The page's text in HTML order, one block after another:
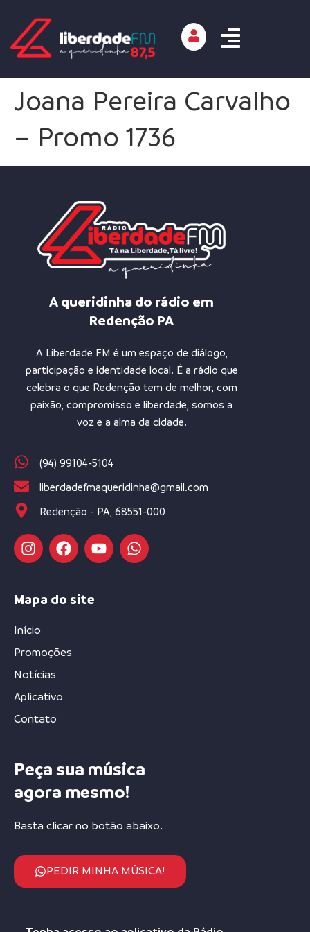
Joana Pereira Carvalho
– Promo 1736
A queridinha do rádio em
Redenção PA
A Liberdade FM é um espaço de diálogo,
participação e identidade local. É a rádio que
celebra o que Redenção tem de melhor, com
paixão, compromisso e liberdade, somos a
voz e a alma da cidade.
(94) 99104-5104
liberdadefmaqueridinha@gmail.com
Redenção - PA, 68551-000
Mapa do site
Início
Promoções
Notícias
Aplicativo
Contato
Peça sua música
agora mesmo!
Basta clicar no botão abaixo.
PEDIR MINHA MÚSICA!